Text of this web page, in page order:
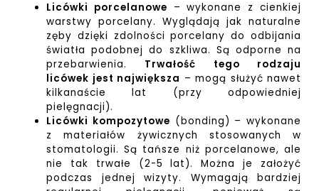
Licówki porcelanowe – wykonane z cienkiej
warstwy porcelany. Wyglądają jak naturalne
zęby dzięki zdolności porcelany do odbijania
światła podobnej do szkliwa. Są odporne na
przebarwienia. Trwałość tego rodzaju
licówek jest największa – mogą służyć nawet
kilkanaście lat (przy odpowiedniej
pielęgnacji).
Licówki kompozytowe (bonding ) – wykonane
z materiałów żywicznych stosowanych w
stomatologii. Są tańsze niż porcelanowe, ale
nie tak trwałe (2-5 lat). Można je założyć
podczas jednej wizyty. Wymagają bardziej